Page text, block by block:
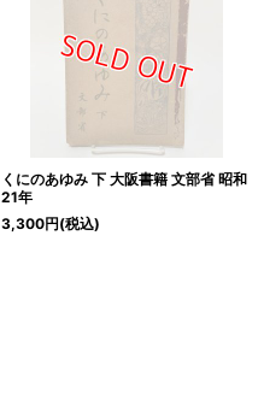
くにのあゆみ 下 大阪書籍 文部省 昭和
21年
3,300円(税込)